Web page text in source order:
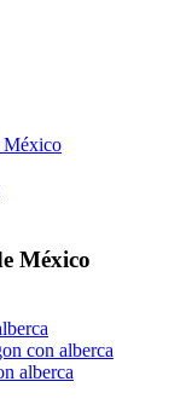
México
México
con alberca
alberca